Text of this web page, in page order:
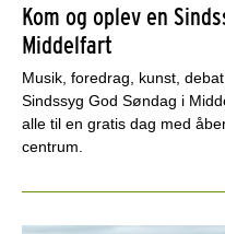
Kom og oplev en
Middelfart
Musik, foredrag, kunst,
Sindssyg God Søndag i
alle til en gratis dag med
centrum.